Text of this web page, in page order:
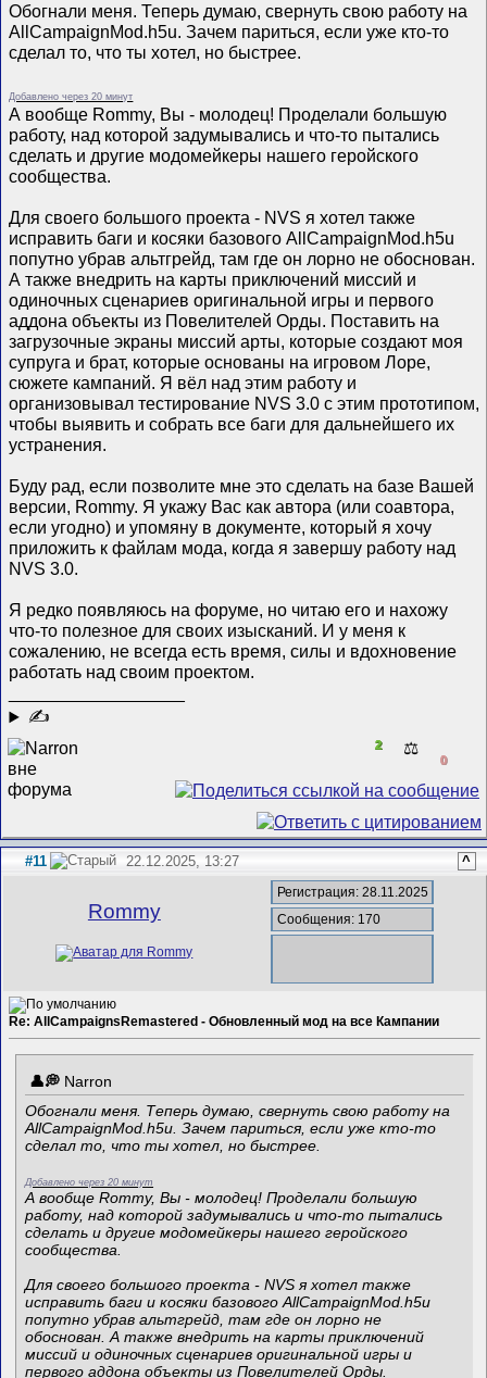
Обогнали меня. Теперь думаю, свернуть свою работу на
AllCampaignMod.h5u. Зачем париться, если уже кто-то
сделал то, что ты хотел, но быстрее.
Добавлено через 20 минут
А вообще Rommy, Вы - молодец! Проделали большую
работу, над которой задумывались и что-то пытались
сделать и другие модомейкеры нашего геройского
сообщества.
Для своего большого проекта - NVS я хотел также
исправить баги и косяки базового AllCampaignMod.h5u
попутно убрав альтгрейд, там где он лорно не обоснован.
А также внедрить на карты приключений миссий и
одиночных сценариев оригинальной игры и первого
аддона объекты из Повелителей Орды. Поставить на
загрузочные экраны миссий арты, которые создают моя
супруга и брат, которые основаны на игровом Лоре,
сюжете кампаний. Я вёл над этим работу и
организовывал тестирование NVS 3.0 с этим прототипом,
чтобы выявить и собрать все баги для дальнейшего их
устранения.
Буду рад, если позволите мне это сделать на базе Вашей
версии, Rommy. Я укажу Вас как автора (или соавтора,
если угодно) и упомяну в документе, который я хочу
приложить к файлам мода, когда я завершу работу над
NVS 3.0.
Я редко появляюсь на форуме, но читаю его и нахожу
что-то полезное для своих изысканий. И у меня к
сожалению, не всегда есть время, силы и вдохновение
работать над своим проектом.
✍
2 ⚖️
0
#11 22.12.2025, 13:27 ^
Rommy
Регистрация: 28.11.2025
Сообщения: 170
Re: AllCampaignsRemastered - Обновленный мод на все Кампании
Narron
Обогнали меня. Теперь думаю, свернуть свою работу на
AllCampaignMod.h5u. Зачем париться, если уже кто-то
сделал то, что ты хотел, но быстрее.
Добавлено через 20 минут
А вообще Rommy, Вы - молодец! Проделали большую
работу, над которой задумывались и что-то пытались
сделать и другие модомейкеры нашего геройского
сообщества.
Для своего большого проекта - NVS я хотел также
исправить баги и косяки базового AllCampaignMod.h5u
попутно убрав альтгрейд, там где он лорно не
обоснован. А также внедрить на карты приключений
миссий и одиночных сценариев оригинальной игры и
первого аддона объекты из Повелителей Орды.